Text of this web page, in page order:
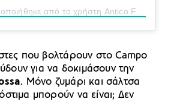
που βολτάρουν στο Campo
για να δοκιμάσουν την
. Μόνο ζυμάρι και σάλτσα
μπορούν να είναι; Δεν